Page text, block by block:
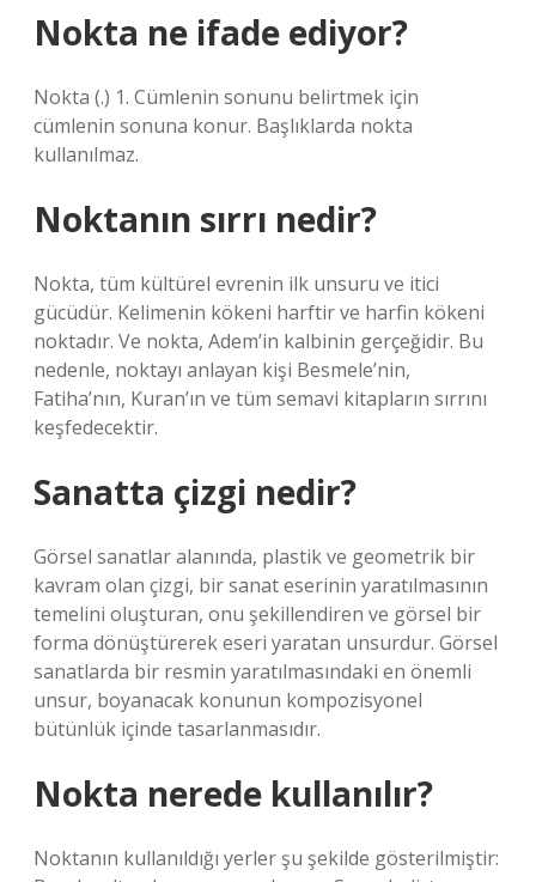
Nokta ne ifade ediyor?
Nokta (.) 1. Cümlenin sonunu belirtmek için
cümlenin sonuna konur. Başlıklarda nokta
kullanılmaz.
Noktanın sırrı nedir?
Nokta, tüm kültürel evrenin ilk unsuru ve itici
gücüdür. Kelimenin kökeni harftir ve harfin kökeni
noktadır. Ve nokta, Adem’in kalbinin gerçeğidir. Bu
nedenle, noktayı anlayan kişi Besmele’nin,
Fatiha’nın, Kuran’ın ve tüm semavi kitapların sırrını
keşfedecektir.
Sanatta çizgi nedir?
Görsel sanatlar alanında, plastik ve geometrik bir
kavram olan çizgi, bir sanat eserinin yaratılmasının
temelini oluşturan, onu şekillendiren ve görsel bir
forma dönüştürerek eseri yaratan unsurdur. Görsel
sanatlarda bir resmin yaratılmasındaki en önemli
unsur, boyanacak konunun kompozisyonel
bütünlük içinde tasarlanmasıdır.
Nokta nerede kullanılır?
Noktanın kullanıldığı yerler şu şekilde gösterilmiştir: